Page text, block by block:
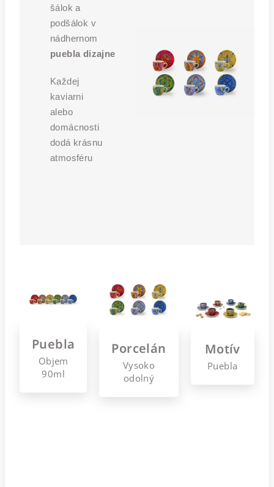
šálok a
podšálok v
nádhernom
puebla dizajne
Každej
kaviarni
alebo
domácnosti
dodá krásnu
atmosféru
Puebla
Objem
90ml
Porcelán
Vysoko
odolný
Motív
Puebla